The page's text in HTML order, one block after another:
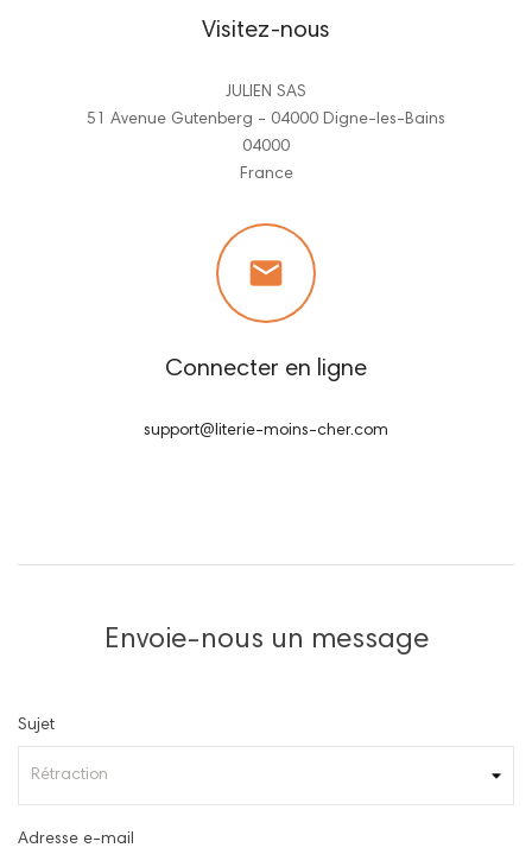
Visitez-nous
JULIEN SAS
51 Avenue Gutenberg - 04000 Digne-les-Bains
04000
France

Connecter en ligne
support@literie-moins-cher.com
Envoie-nous un message
Sujet
Adresse e-mail